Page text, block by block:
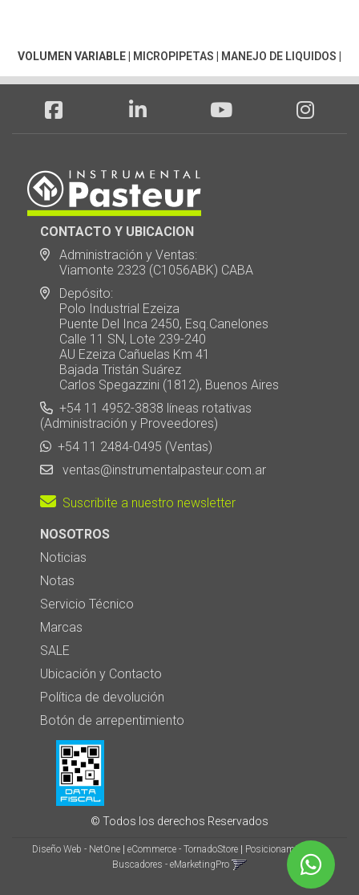
VOLUMEN VARIABLE MICROPIPETAS MANEJO DE LIQUIDOS
CONTACTO Y UBICACION
Administración y Ventas:
Viamonte 2323 (C1056ABK) CABA
Depósito:
Polo Industrial Ezeiza
Puente Del Inca 2450, Esq.Canelones
Calle 11 SN, Lote 239-240
AU Ezeiza Cañuelas Km 41
Bajada Tristán Suárez
Carlos Spegazzini (1812), Buenos Aires
+54 11 4952-3838 líneas rotativas
(Administración y Proveedores)
+54 11 2484-0495 (Ventas)
ventas@instrumentalpasteur.com.ar
Suscribite a nuestro newsletter
NOSOTROS
Noticias
Notas
Servicio Técnico
Marcas
SALE
Ubicación y Contacto
Política de devolución
Botón de arrepentimiento
© Todos los derechos Reservados
Diseño Web - NetOne eCommerce - TornadoStore
Posicionamiento en
Buscadores - eMarketingPro